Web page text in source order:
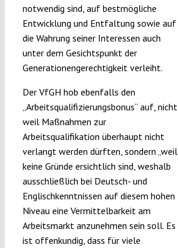
notwendig sind, auf bestmögliche
Entwicklung und Entfaltung sowie auf
die Wahrung seiner Interessen auch
unter dem Gesichtspunkt der
Generationengerechtigkeit verleiht.
Der VfGH hob ebenfalls den
„Arbeitsqualifizierungsbonus“ auf, nicht
weil Maßnahmen zur
Arbeitsqualifikation überhaupt nicht
verlangt werden dürften, sondern „weil
keine Gründe ersichtlich sind, weshalb
ausschließlich bei Deutsch- und
Englischkenntnissen auf diesem hohen
Niveau eine Vermittelbarkeit am
Arbeitsmarkt anzunehmen sein soll. Es
ist offenkundig, dass für viele